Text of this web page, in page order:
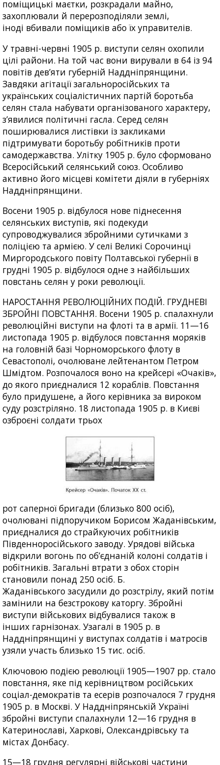
поміщицькі маєтки, розкрадали майно,
захоплювали й перерозподіляли землі,
іноді вбивали поміщиків або їх управителів.
У травні-червні 1905 р. виступи селян охопили
цілі райони. На той час вони вирували в 64 із 94
повітів дев’яти губерній Наддніпрянщини.
Завдяки агітації загальноросійських та
українських соціалістичних партій боротьба
селян стала набувати організованого характеру,
з’явилися політичні гасла. Серед селян
поширювалися листівки із закликами
підтримувати боротьбу робітників проти
самодержавства. Улітку 1905 р. було сформовано
Всеросійський селянський союз. Особливо
активно його місцеві комітети діяли в губерніях
Наддніпрянщини.
Восени 1905 р. відбулося нове піднесення
селянських виступів, які подекуди
супроводжувалися збройними сутичками з
поліцією та армією. У селі Великі Сорочинці
Миргородського повіту Полтавської губернії в
грудні 1905 р. відбулося одне з найбільших
повстань селян у роки революції.
НАРОСТАННЯ РЕВОЛЮЦІЙНИХ ПОДІЙ. ГРУДНЕВІ
ЗБРОЙНІ ПОВСТАННЯ. Восени 1905 р. спалахнули
революційні виступи на флоті та в армії. 11—16
листопада 1905 р. відбулося повстання моряків
на головній базі Чорноморського флоту в
Севастополі, очолюване лейтенантом Петром
Шмідтом. Розпочалося воно на крейсері «Очаків»,
до якого приєдналися 12 кораблів. Повстання
було придушене, а його керівника за вироком
суду розстріляно. 18 листопада 1905 р. в Києві
озброєні солдати трьох
рот саперної бригади (близько 800 осіб),
очолювані підпоручиком Борисом Жаданівським,
приєдналися до страйкуючих робітників
Південноросійського заводу. Урядові війська
відкрили вогонь по об’єднаній колоні солдатів і
робітників. Загальні втрати з обох сторін
становили понад 250 осіб. Б.
Жаданівського засудили до розстрілу, який потім
замінили на безстрокову каторгу. Збройні
виступи військових відбувалися також в
інших гарнізонах. Узагалі в 1905 р. в
Наддніпрянщині у виступах солдатів і матросів
узяли участь близько 15 тис. осіб.
Ключовою подією революції 1905—1907 рр. стало
повстання, яке під керівництвом російських
соціал-демократів та есерів розпочалося 7 грудня
1905 р. в Москві. У Наддніпрянській Україні
збройні виступи спалахнули 12—16 грудня в
Катеринославі, Харкові, Олександрівську та
містах Донбасу.
15—18 грудня регулярні військові частини